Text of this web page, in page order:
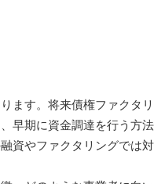
ます。将来債権ファクタ
早期に資金調達を行う方法
資やファクタリングでは